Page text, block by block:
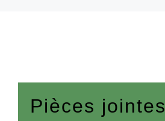
Pièces jointes